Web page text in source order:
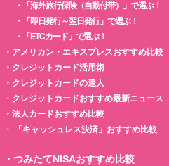
・
「海外旅行保険（自動付帯）」で選ぶ！
・
「即日発行～翌日発行」で選ぶ！
・
「ETCカード」で選ぶ！
・ アメリカン・エキスプレスおすすめ比較
・ クレジットカード活用術
・ クレジットカードの達人
・ クレジットカードおすすめ最新ニュース
・ 法人カードおすすめ比較
・
「キャッシュレス決済」おすすめ比較
・ つみたてNISAおすすめ比較